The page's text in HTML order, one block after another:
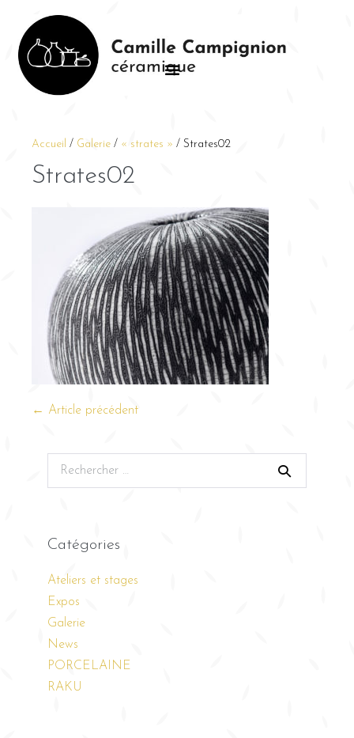
Accueil / Galerie / « strates » / Strates02
Strates02
← Article précédent
Catégories
Ateliers et stages
Expos
Galerie
News
PORCELAINE
RAKU